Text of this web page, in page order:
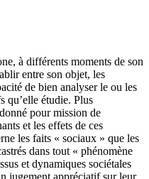
à différents moments de son
entre son objet, les
de bien analyser le ou les
qu’elle étudie. Plus
pour mission de
et les effets de ces
les faits « sociaux » que les
dans tout « phénomène
et dynamiques sociétales
jugement appréciatif sur leur